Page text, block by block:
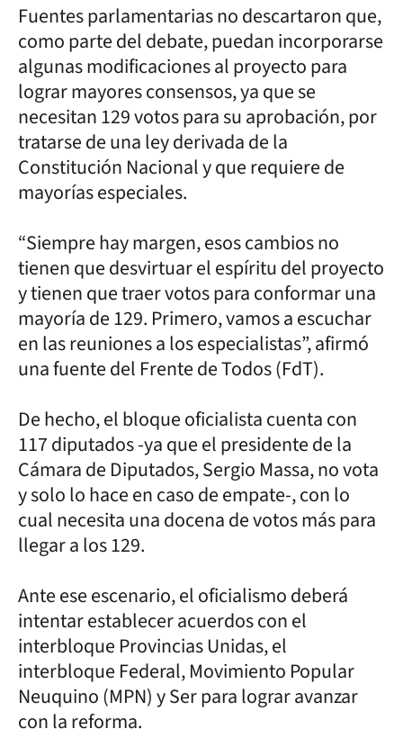
Fuentes parlamentarias no descartaron que,
como parte del debate, puedan incorporarse
algunas modificaciones al proyecto para
lograr mayores consensos, ya que se
necesitan 129 votos para su aprobación, por
tratarse de una ley derivada de la
Constitución Nacional y que requiere de
mayorías especiales.
“Siempre hay margen, esos cambios no
tienen que desvirtuar el espíritu del proyecto
y tienen que traer votos para conformar una
mayoría de 129. Primero, vamos a escuchar
en las reuniones a los especialistas”, afirmó
una fuente del Frente de Todos (FdT).
De hecho, el bloque oficialista cuenta con
117 diputados -ya que el presidente de la
Cámara de Diputados, Sergio Massa, no vota
y solo lo hace en caso de empate-, con lo
cual necesita una docena de votos más para
llegar a los 129.
Ante ese escenario, el oficialismo deberá
intentar establecer acuerdos con el
interbloque Provincias Unidas, el
interbloque Federal, Movimiento Popular
Neuquino (MPN) y Ser para lograr avanzar
con la reforma.